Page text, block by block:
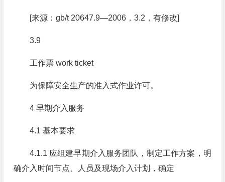
[来源：gb/t 20647.9—2006，3.2，有修改]
3.9
工作票 work ticket
为保障安全生产的准入式作业许可。
4 早期介入服务
4.1 基本要求
4.1.1 应组建早期介入服务团队，制定工作方案，明
确介入时间节点、人员及现场介入计划，确定